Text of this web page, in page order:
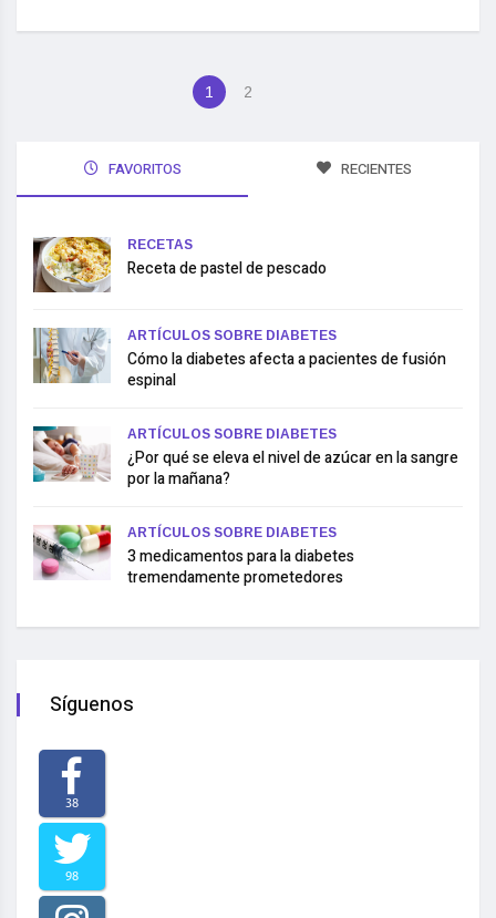
1 2
FAVORITOS RECIENTES
RECETAS
Receta de pastel de pescado
ARTÍCULOS SOBRE DIABETES
Cómo la diabetes afecta a pacientes de fusión
espinal
ARTÍCULOS SOBRE DIABETES
¿Por qué se eleva el nivel de azúcar en la sangre
por la mañana?
ARTÍCULOS SOBRE DIABETES
3 medicamentos para la diabetes
tremendamente prometedores
Síguenos
38
98